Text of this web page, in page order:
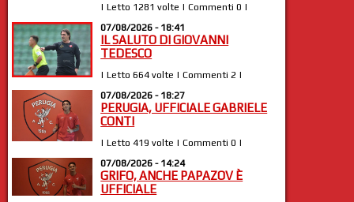
| Letto 1281 volte | Commenti 0 |
07/08/2026 - 18:41
IL SALUTO DI GIOVANNI
TEDESCO
| Letto 664 volte | Commenti 2 |
07/08/2026 - 18:27
PERUGIA, UFFICIALE GABRIELE
CONTI
| Letto 419 volte | Commenti 0 |
07/08/2026 - 14:24
GRIFO, ANCHE PAPAZOV È
UFFICIALE